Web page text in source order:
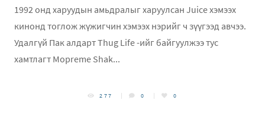
1992 онд харуудын амьдралыг харуулсан Juice хэмээх
кинонд тоглoж жүжигчин хэмээх нэрийг ч зүүгээд авчээ.
Удалгүй Пак алдарт Thug Life -ийг байгуулжээ тус
хамтлагт Mopreme Shak...
277 0 0